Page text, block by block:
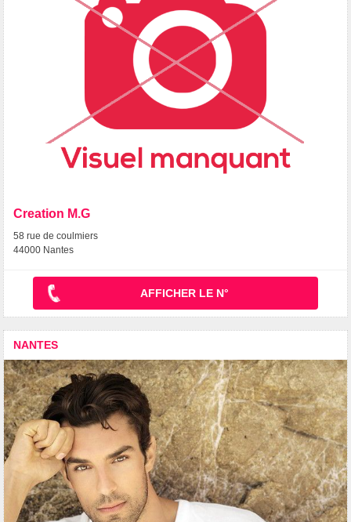
Creation M.G
58 rue de coulmiers
44000 Nantes
AFFICHER LE N°
NANTES